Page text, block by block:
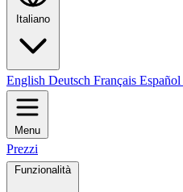
Italiano
English Deutsch Français Español
Menu
Prezzi
Funzionalità